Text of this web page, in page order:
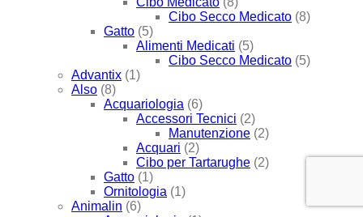
Cibo Secco Medicato (8)
Gatto (5)
Alimenti Medicati (5)
Cibo Secco Medicato (5)
Advantix (1)
Also (8)
Acquariologia (6)
Accessori Tecnici (2)
Manutenzione (2)
Acquari (2)
Cibo per Tartarughe (2)
Gatto (1)
Ornitologia (1)
Animalin (6)